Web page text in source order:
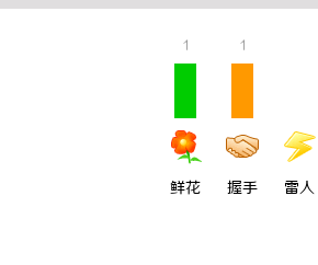
1
鲜花
1
握手 雷人